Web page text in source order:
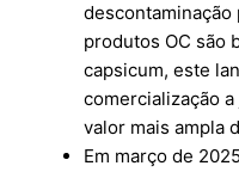
produtos OC são
capsicum, este
comercialização
valor mais ampla
Em março de